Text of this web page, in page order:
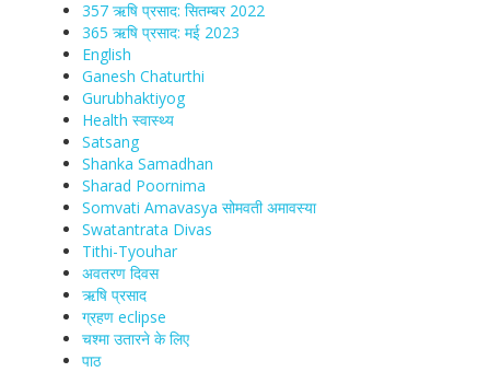
357 ऋषि प्रसाद: सितम्बर 2022
365 ऋषि प्रसाद: मई 2023
English
Ganesh Chaturthi
Gurubhaktiyog
Health स्वास्‍थ्‍य
Satsang
Shanka Samadhan
Sharad Poornima
Somvati Amavasya सोमवती अमावस्या
Swatantrata Divas
Tithi-Tyouhar
अवतरण दिवस
ऋषि प्रसाद
ग्रहण eclipse
चश्मा‍ उतारने के लिए
पाठ